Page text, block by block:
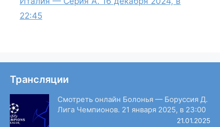
22:45
Трансляции
Смотреть онлайн Болонья — Боруссия Д.
Лига Чемпионов. 21 января 2025, в 23:00
21.01.2025